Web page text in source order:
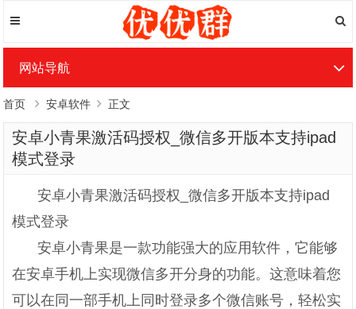
网站导航
首页 安卓软件 正文
安卓小青果激活码授权_微信多开版本支持ipad
模式登录
安卓小青果激活码授权_微信多开版本支持ipad
模式登录
安卓小青果是一款功能强大的应用软件，它能够
在安卓手机上实现微信多开分身的功能。这意味着您
可以在同一部手机上同时登录多个微信账号，轻松实